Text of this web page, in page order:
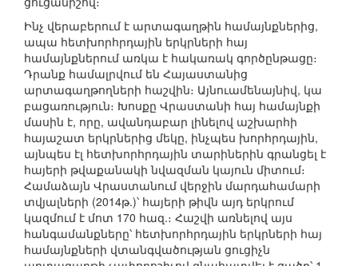
Ինչ վերաբերում է արտագաղթին համայնքներից,
ապա հետխորհրդային երկրների հայ
համայնքներում առկա է հակառակ գործընթացը։
Դրանք համալրվում են Հայաստանից
արտագաղթողների հաշվին։ Այնուամենայնիվ, կա
բացառություն։ Խոսքը Վրաստանի հայ համայնքի
մասին է, որը, ավանդաբար լինելով աշխարհի
հայաշատ երկրներից մեկը, ինչպես խորհրդային,
այնպես էլ հետխորհրդային տարիներին գրանցել է
հայերի թվաքանակի նվազման կայուն միտում։
Համաձայն Վրաստանում վերջին մարդահամարի
տվյալների (2014թ.)՝ հայերի թիվն այդ երկրում
կազմում է մոտ 170 հազ.։ Հաշվի առնելով այս
հանգամանքները՝ հետխորհրդային երկրների հայ
համայնքների վտանգվածության ցուցիչն